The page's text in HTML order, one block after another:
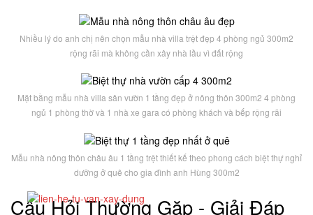
Nhiều lý do anh chị nên chọn mẫu nhà villa trệt đẹp 4 phòng ngủ 300m2
rộng rãi mà không cần xây nhà lầu vì đất rộng
Mặt bằng mẫu nhà villa sân vườn 1 tầng đẹp ở nông thôn 300m2 4 phòng
ngủ 1 phòng thờ và 1 nhà xe gara có phòng khách và bếp rộng rãi
Mẫu nhà nông thôn châu âu 1 tầng trệt thiết kế theo phong cách biệt thự nghỉ
dưỡng ở quê cho gia đình anh Hùng 300m2
Câu Hỏi Thường Gặp - Giải Đáp